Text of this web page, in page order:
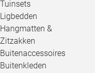
Tuinsets
Ligbedden
Hangmatten &
Zitzakken
Buitenaccessoires
Buitenkleden